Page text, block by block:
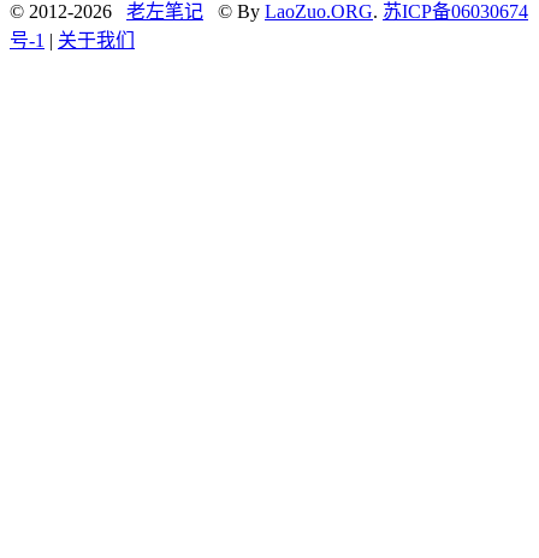
© 2012-2026 老左笔记 © By LaoZuo.ORG. 苏ICP备06030674
号-1 | 关于我们